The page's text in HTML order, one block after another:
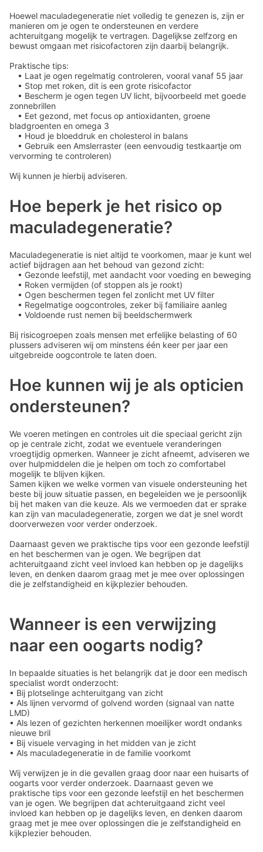
Hoewel maculadegeneratie niet volledig te genezen is, zijn er
manieren om je ogen te ondersteunen en verdere
achteruitgang mogelijk te vertragen. Dagelijkse zelfzorg en
bewust omgaan met risicofactoren zijn daarbij belangrijk.
Praktische tips:
• Laat je ogen regelmatig controleren, vooral vanaf 55 jaar
• Stop met roken, dit is een grote risicofactor
• Bescherm je ogen tegen UV licht, bijvoorbeeld met goede
zonnebrillen
• Eet gezond, met focus op antioxidanten, groene
bladgroenten en omega 3
• Houd je bloeddruk en cholesterol in balans
• Gebruik een Amslerraster (een eenvoudig testkaartje om
vervorming te controleren)
Wij kunnen je hierbij adviseren.
Hoe beperk je het risico op
maculadegeneratie?
Maculadegeneratie is niet altijd te voorkomen, maar je kunt wel
actief bijdragen aan het behoud van gezond zicht:
• Gezonde leefstijl, met aandacht voor voeding en beweging
• Roken vermijden (of stoppen als je rookt)
• Ogen beschermen tegen fel zonlicht met UV filter
• Regelmatige oogcontroles, zeker bij familiaire aanleg
• Voldoende rust nemen bij beeldschermwerk
Bij risicogroepen zoals mensen met erfelijke belasting of 60
plussers adviseren wij om minstens één keer per jaar een
uitgebreide oogcontrole te laten doen.
Hoe kunnen wij je als opticien
ondersteunen?
We voeren metingen en controles uit die speciaal gericht zijn
op je centrale zicht, zodat we eventuele veranderingen
vroegtijdig opmerken. Wanneer je zicht afneemt, adviseren we
over hulpmiddelen die je helpen om toch zo comfortabel
mogelijk te blijven kijken.
Samen kijken we welke vormen van visuele ondersteuning het
beste bij jouw situatie passen, en begeleiden we je persoonlijk
bij het maken van die keuze. Als we vermoeden dat er sprake
kan zijn van maculadegeneratie, zorgen we dat je snel wordt
doorverwezen voor verder onderzoek.
Daarnaast geven we praktische tips voor een gezonde leefstijl
en het beschermen van je ogen. We begrijpen dat
achteruitgaand zicht veel invloed kan hebben op je dagelijks
leven, en denken daarom graag met je mee over oplossingen
die je zelfstandigheid en kijkplezier behouden.
Wanneer is een verwijzing
naar een oogarts nodig?
In bepaalde situaties is het belangrijk dat je door een medisch
specialist wordt onderzocht:
• Bij plotselinge achteruitgang van zicht
• Als lijnen vervormd of golvend worden (signaal van natte
LMD)
• Als lezen of gezichten herkennen moeilijker wordt ondanks
nieuwe bril
• Bij visuele vervaging in het midden van je zicht
• Als maculadegeneratie in de familie voorkomt
Wij verwijzen je in die gevallen graag door naar een huisarts of
oogarts voor verder onderzoek. Daarnaast geven we
praktische tips voor een gezonde leefstijl en het beschermen
van je ogen. We begrijpen dat achteruitgaand zicht veel
invloed kan hebben op je dagelijks leven, en denken daarom
graag met je mee over oplossingen die je zelfstandigheid en
kijkplezier behouden.